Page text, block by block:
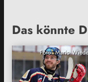
Das könnte
Foto: Mario